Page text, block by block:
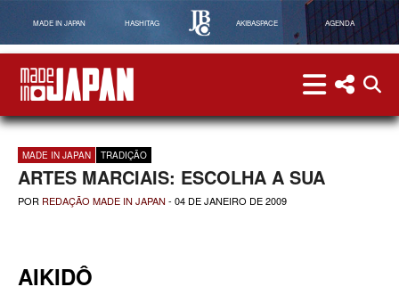
MADE IN JAPAN HASHITAG AKIBASPACE AGENDA
menu menu
MADE IN JAPAN TRADIÇÃO
ARTES MARCIAIS: ESCOLHA A SUA
POR REDAÇÃO MADE IN JAPAN - 04 DE JANEIRO DE 2009
AIKIDÔ